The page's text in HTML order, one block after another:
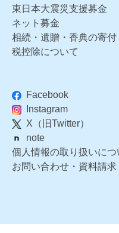
東日本大震災支援募金
ネット募金
相続・遺贈・香典の寄付
税控除について
Facebook
Instagram
X（旧Twitter）
note
個人情報の取り扱いにつ
お問い合わせ・資料請求